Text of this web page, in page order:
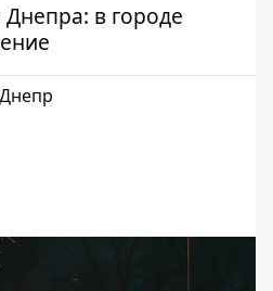
в городе